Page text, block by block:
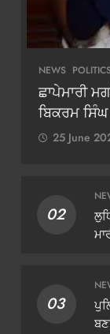
NEWS
ਛਾਪੇਮਾਰੀ
ਬਿਕਰਮ
25 June
02
03